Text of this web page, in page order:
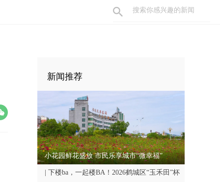
新闻推荐
小花园鲜花盛放 市民乐享城市“微幸福”
| 下楼ba，一起楼BA！2026鹤城区“玉禾田”杯